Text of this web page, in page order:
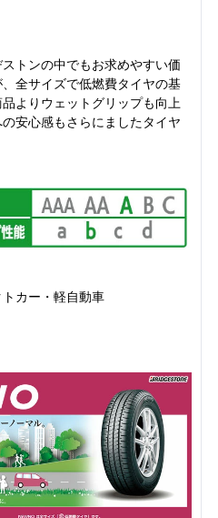
トンの中でもお求めやすい価
全サイズで低燃費タイヤの基
よりウェットグリップも向上
安心感もさらにましたタイヤ
カー・軽自動車